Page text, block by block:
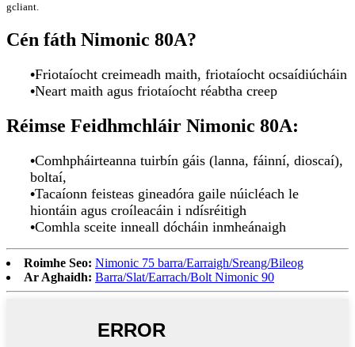
gcliant.
Cén fáth Nimonic 80A?
•Friotaíocht creimeadh maith, friotaíocht ocsaídiúcháin
•Neart maith agus friotaíocht réabtha creep
Réimse Feidhmchláir Nimonic 80A:
•Comhpháirteanna tuirbín gáis (lanna, fáinní, dioscaí),
boltaí,
•Tacaíonn feisteas gineadóra gaile núicléach le
hiontáin agus croíleacáin i ndísréitigh
•Comhla sceite inneall dócháin inmheánaigh
Roimhe Seo: Nimonic 75 barra/Earraigh/Sreang/Bileog
Ar Aghaidh: Barra/Slat/Earrach/Bolt Nimonic 90